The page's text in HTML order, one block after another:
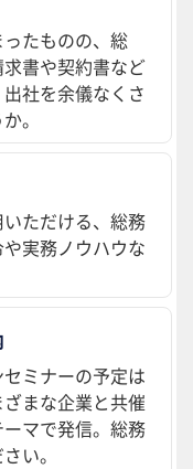
たものの、総
書や契約書など
社を余儀なくさ
。
ただける、総務
実務ノウハウな
ミナーの予定は
まな企業と共催
マで発信。総務
い。